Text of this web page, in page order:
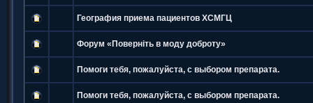
География приема пациентов ХСМГЦ
Форум «Поверніть в моду доброту»
Помоги тебя, пожалуйста, с выбором препарата.
Помоги тебя, пожалуйста, с выбором препарата.